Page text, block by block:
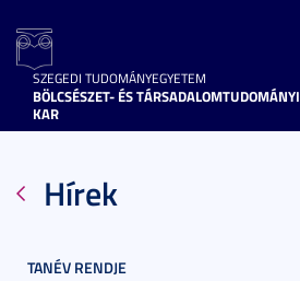
SZEGEDI TUDOMÁNYEGYETEM
BÖLCSÉSZET- ÉS TÁRSADALOMTUDOMÁNYI
KAR
Hírek
TANÉV RENDJE